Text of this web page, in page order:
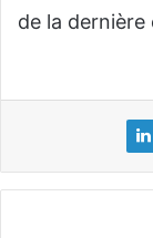
de la dernière